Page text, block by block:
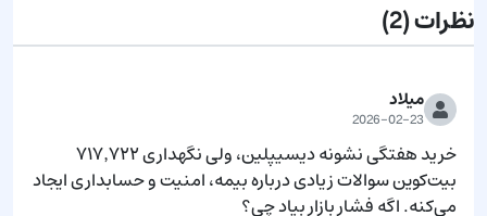
نظرات(2)
میلاد
2026-02-23
می‌کنه. اگه فشار بازار بیاد چی؟